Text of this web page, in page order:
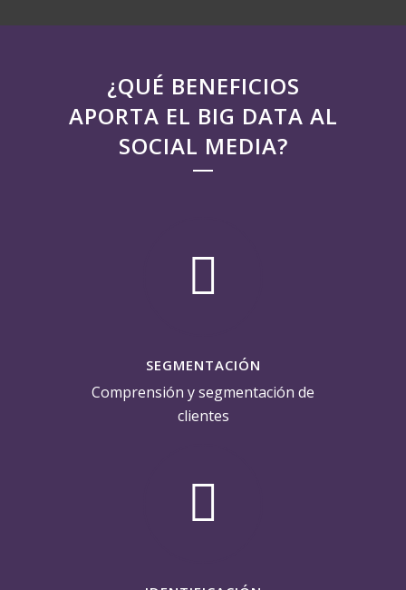
¿QUÉ BENEFICIOS
APORTA EL BIG DATA AL
SOCIAL MEDIA?
SEGMENTACIÓN
Comprensión y segmentación de
clientes